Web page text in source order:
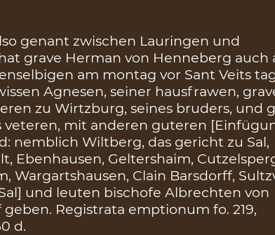
genant zwischen Lauringen und
grave Herman von Henneberg auch
am montag vor Sant Veits
Agnesen, seiner hausfrawen,
zu Wirtzburg, seines bruders, und
veteren, mit anderen guteren
nemblich Wiltberg, das gericht zu Sal,
Ebenhausen, Geltershaim,
Wargartshausen, Clain Barsdorff,
und leuten bischofe Albrechten von
Registrata emptionum fo. 219,
d.